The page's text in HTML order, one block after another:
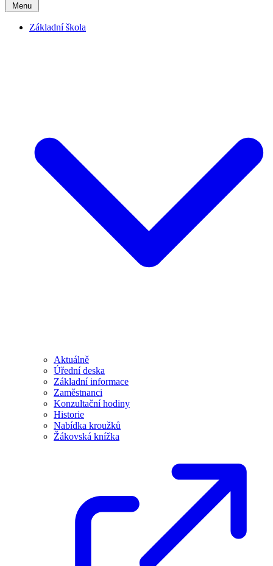
Menu
Základní škola
Aktuálně
Úřední deska
Základní informace
Zaměstnanci
Konzultační hodiny
Historie
Nabídka kroužků
Žákovská knížka